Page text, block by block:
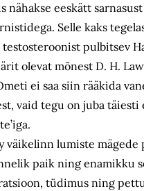
nähakse eeskätt sarnasust
Selle kaks
pulbitsev
olevat mõnest D. H.
ei saa siin rääkida
vaid tegu on juba täiesti
väikelinn lumiste
paik ning enamikku
tüdimus ning